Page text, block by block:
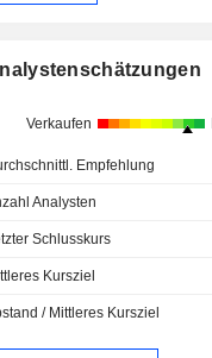
Verkaufen
Empfehlung
Analysten
Schlusskurs
Kursziel
/ Mittleres Kursziel